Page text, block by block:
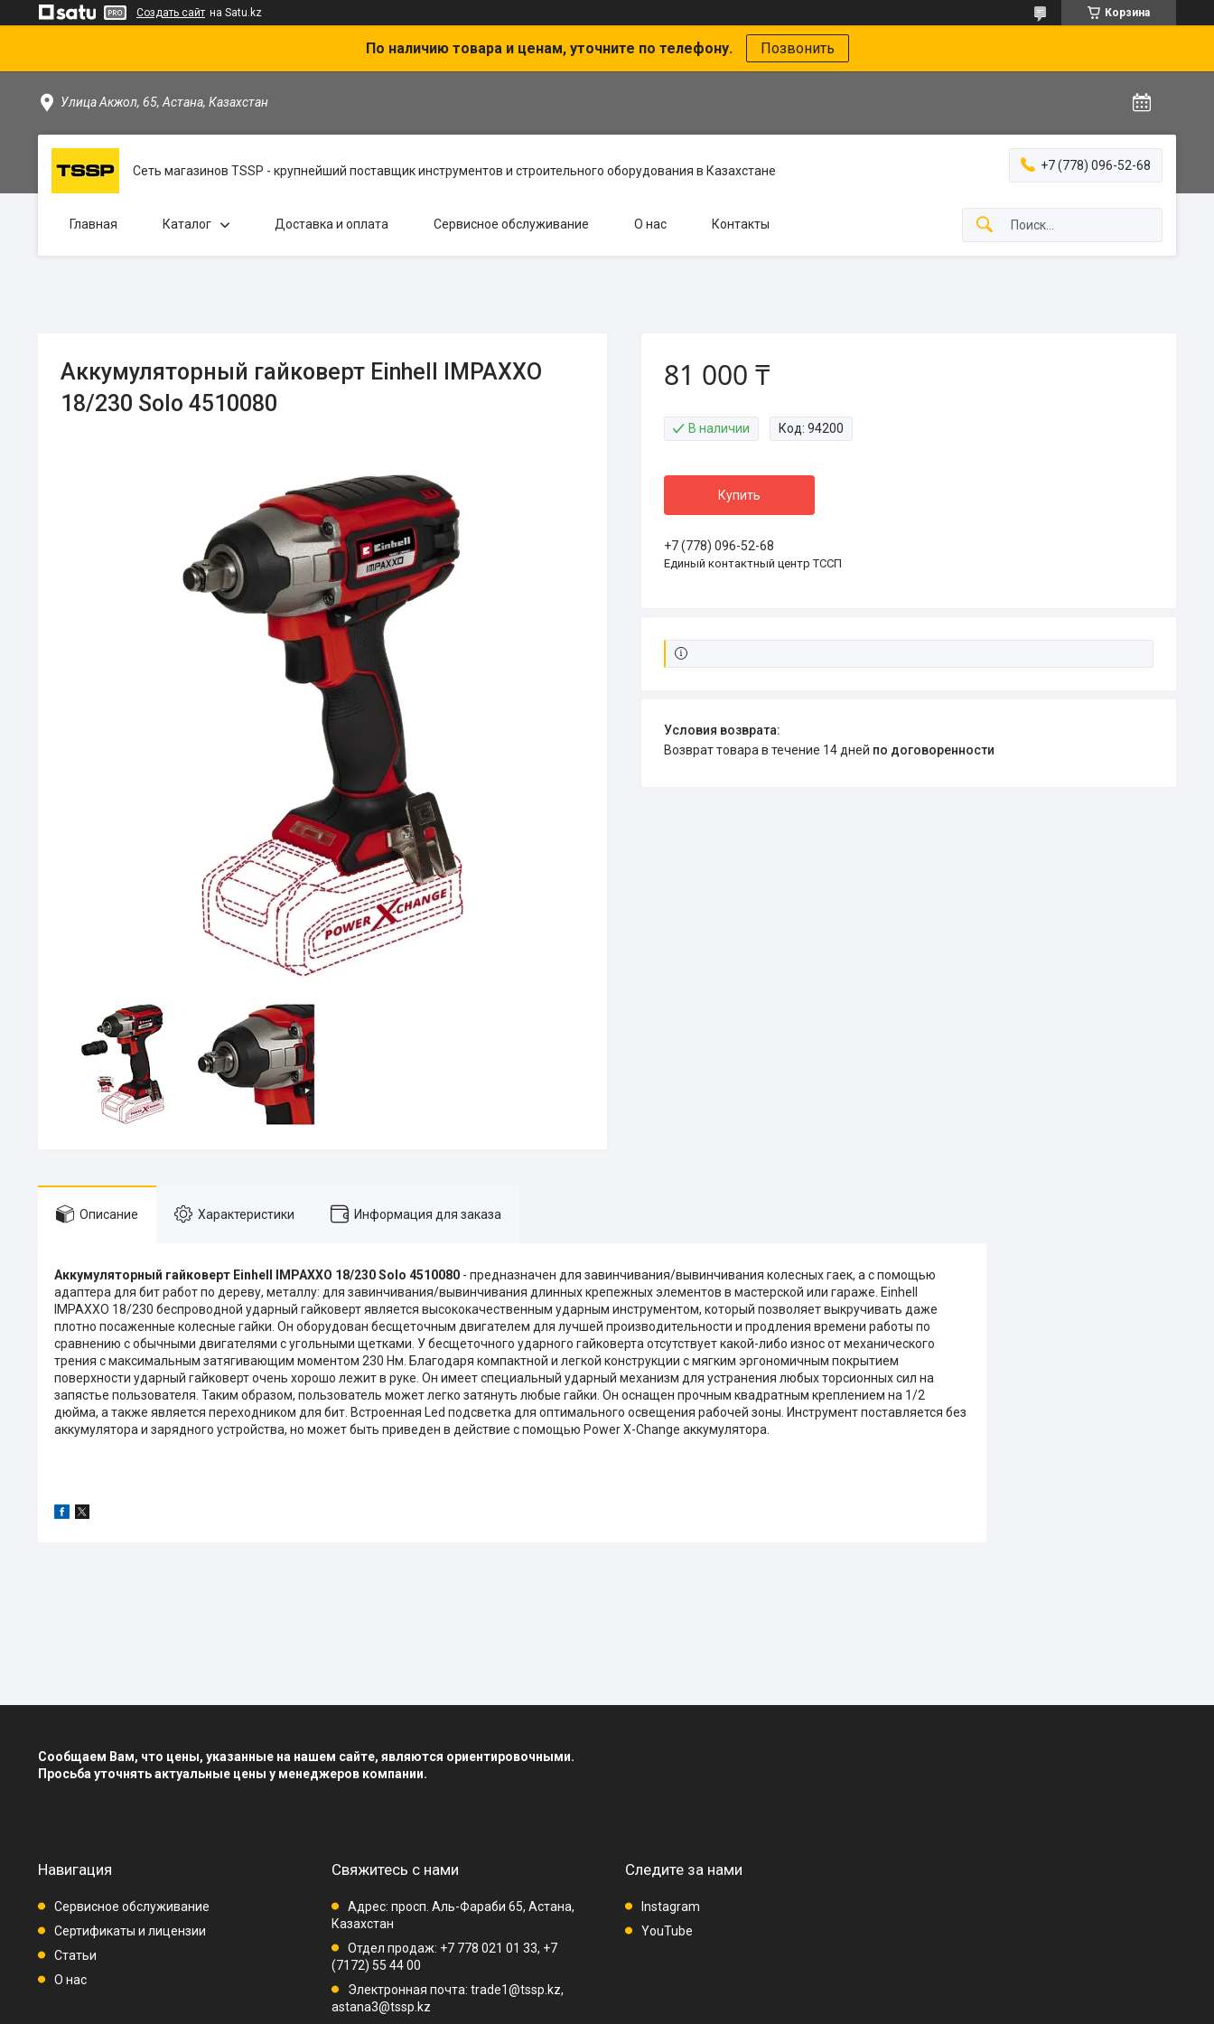
Создать сайт на Satu.kz Корзина
По наличию товара и ценам, уточните по телефону. Позвонить
Улица Акжол, 65, Астана, Казахстан
Сеть магазинов TSSP - крупнейший поставщик инструментов и строительного оборудования в Казахстане +7 (778) 096-52-68
Главная Каталог Доставка и оплата Сервисное обслуживание О нас Контакты
Аккумуляторный гайковерт Einhell IMPAXXO
18/230 Solo 4510080
81 000 ₸
В наличии Код: 94200
Купить
+7 (778) 096-52-68
Единый контактный центр ТССП
возврат товара в течение 14 дней по договоренности
Описание Характеристики Информация для заказа
Аккумуляторный гайковерт Einhell IMPAXXO 18/230 Solo 4510080 - предназначен для завинчивания/вывинчивания колесных гаек, а с помощью
адаптера для бит работ по дереву, металлу: для завинчивания/вывинчивания длинных крепежных элементов в мастерской или гараже. Einhell
IMPAXXO 18/230 беспроводной ударный гайковерт является высококачественным ударным инструментом, который позволяет выкручивать даже
плотно посаженные колесные гайки. Он оборудован бесщеточным двигателем для лучшей производительности и продления времени работы по
сравнению с обычными двигателями с угольными щетками. У беcщеточного ударного гайковерта отсутствует какой-либо износ от механического
трения с максимальным затягивающим моментом 230 Нм. Благодаря компактной и легкой конструкции с мягким эргономичным покрытием
поверхности ударный гайковерт очень хорошо лежит в руке. Он имеет специальный ударный механизм для устранения любых торсионных сил на
запястье пользователя. Таким образом, пользователь может легко затянуть любые гайки. Он оснащен прочным квадратным креплением на 1/2
дюйма, а также является переходником для бит. Встроенная Led подсветка для оптимального освещения рабочей зоны. Инструмент поставляется без
аккумулятора и зарядного устройства, но может быть приведен в действие с помощью Power X-Change аккумулятора.
Сообщаем Вам, что цены, указанные на нашем сайте, являются ориентировочными.
Просьба уточнять актуальные цены у менеджеров компании.
Навигация
Сервисное обслуживание
Сертификаты и лицензии
Статьи
О нас
Свяжитесь с нами
Адрес: просп. Аль-Фараби 65, Астана,
Казахстан
Отдел продаж: +7 778 021 01 33, +7
(7172) 55 44 00
Электронная почта: trade1@tssp.kz,
astana3@tssp.kz
Следите за нами
Instagram
YouTube